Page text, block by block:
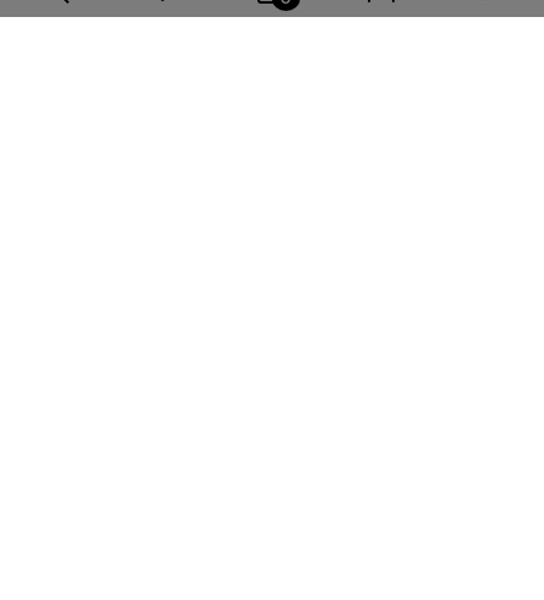
Komentarz sklepu